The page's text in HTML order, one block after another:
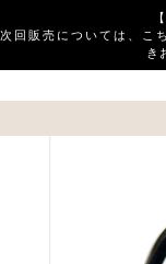
次回販売については、こ
き